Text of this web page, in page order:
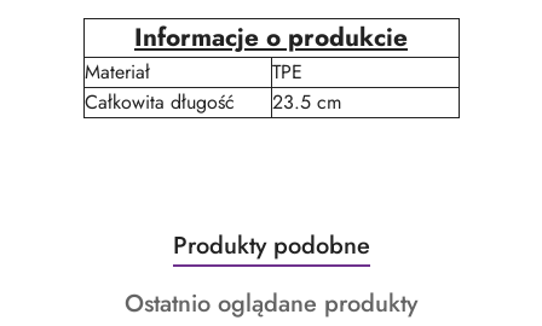
Informacje o produkcie
Materiał
TPE
Całkowita długość
23.5 cm
Pomiń karuzelę produktów
Produkty
o
statusie:
Produkty podobne
Produkty
Ostatnio oglądane produkty